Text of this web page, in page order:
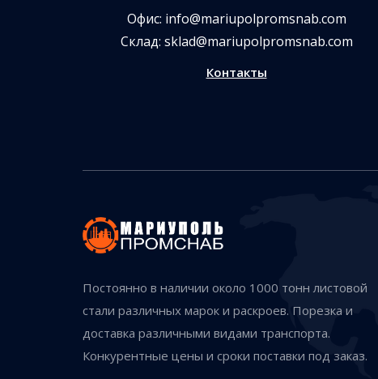
Офис: info@mariupolpromsnab.com
Склад: sklad@mariupolpromsnab.com
Контакты
Постоянно в наличии около 1000 тонн листовой
стали различных марок и раскроев. Порезка и
доставка различными видами транспорта.
Конкурентные цены и сроки поставки под заказ.